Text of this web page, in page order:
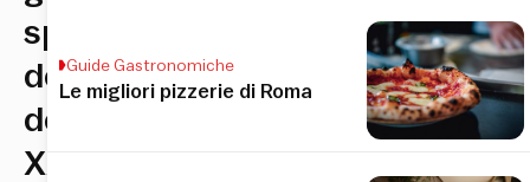
spagnolo
dell’arte
del
XX
Guide Gastronomiche
Le migliori pizzerie di Roma